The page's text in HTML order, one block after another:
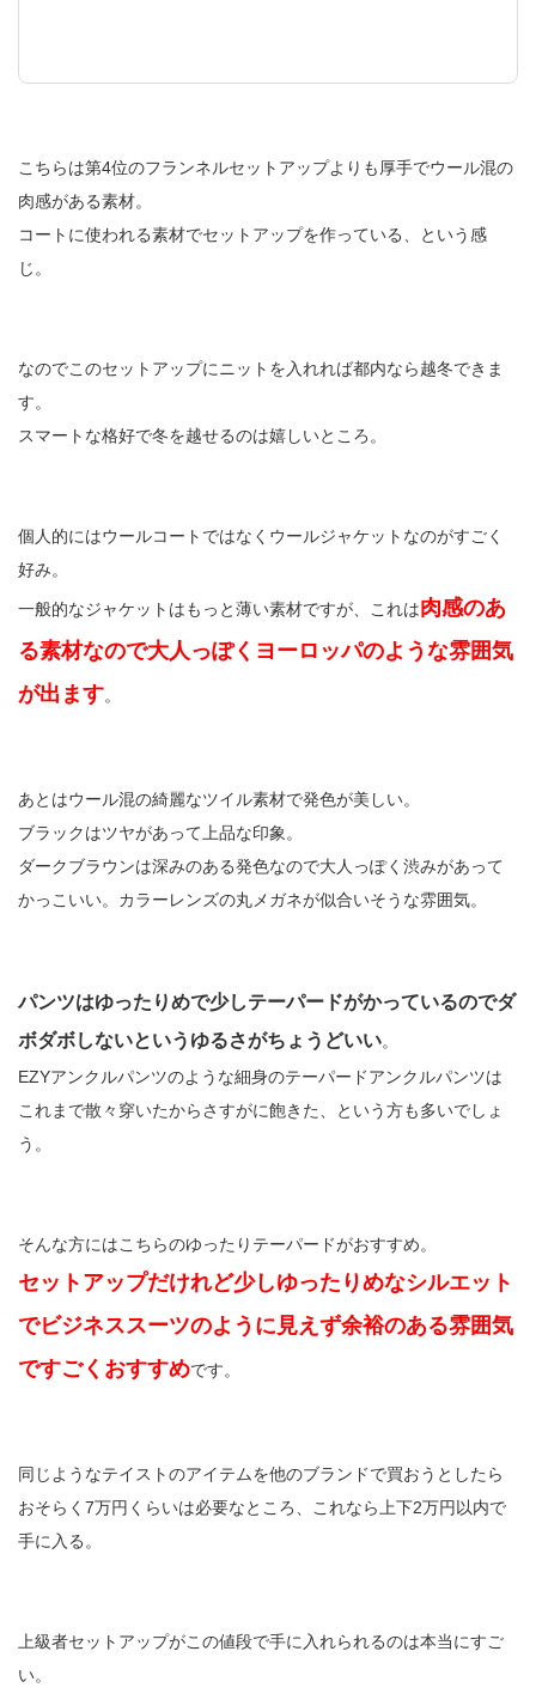
こちらは第4位のフランネルセットアップよりも厚手でウール混の
肉感がある素材。
コートに使われる素材でセットアップを作っている、という感
じ。
なのでこのセットアップにニットを入れれば都内なら越冬できま
す。
スマートな格好で冬を越せるのは嬉しいところ。
個人的にはウールコートではなくウールジャケットなのがすごく
好み。
一般的なジャケットはもっと薄い素材ですが、これは肉感のあ
る素材なので大人っぽくヨーロッパのような雰囲気
が出ます。
あとはウール混の綺麗なツイル素材で発色が美しい。
ブラックはツヤがあって上品な印象。
ダークブラウンは深みのある発色なので大人っぽく渋みがあって
かっこいい。カラーレンズの丸メガネが似合いそうな雰囲気。
パンツはゆったりめで少しテーパードがかっているのでダ
ボダボしないというゆるさがちょうどいい。
EZYアンクルパンツのような細身のテーパードアンクルパンツは
これまで散々穿いたからさすがに飽きた、という方も多いでしょ
う。
そんな方にはこちらのゆったりテーパードがおすすめ。
セットアップだけれど少しゆったりめなシルエット
でビジネススーツのように見えず余裕のある雰囲気
ですごくおすすめです。
同じようなテイストのアイテムを他のブランドで買おうとしたら
おそらく7万円くらいは必要なところ、これなら上下2万円以内で
手に入る。
上級者セットアップがこの値段で手に入れられるのは本当にすご
い。